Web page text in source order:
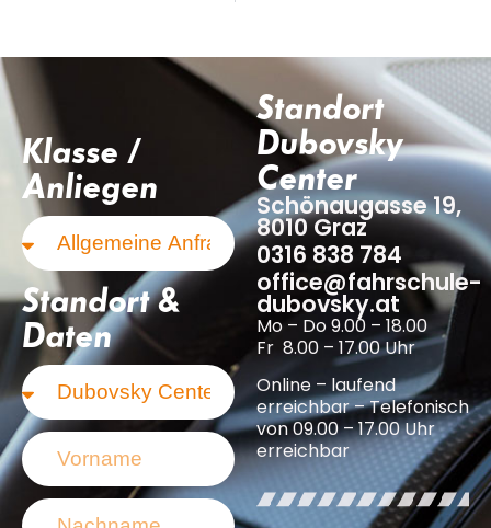
Standort
Dubovsky
Center
Schönaugasse 19,
8010 Graz
0316 838 784
office@fahrschule-
dubovsky.at
Mo – Do 9.00 – 18.00
Fr 8.00 – 17.00 Uhr
Online – laufend
erreichbar – Telefonisch
von 09.00 – 17.00 Uhr
erreichbar
Klasse /
Anliegen
Standort &
Daten